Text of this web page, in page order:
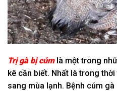
Trị gà bị cúmlà một trong
kê cần biết. Nhất là trong
sang mùa lạnh. Bệnh cúm